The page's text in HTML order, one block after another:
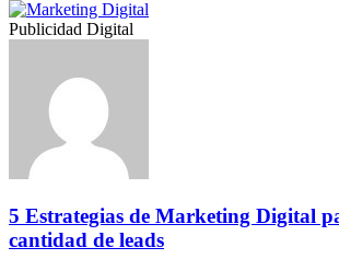
Publicidad Digital
5 Estrategias de Marketing Digital
cantidad de leads